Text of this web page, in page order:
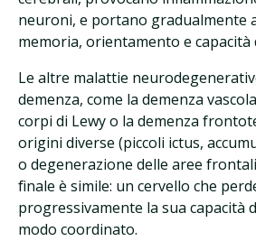
neuroni, e portano gradualmente
memoria, orientamento e capacità
Le altre malattie
demenza, come la demenza
corpi di Lewy o la demenza
origini diverse (piccoli ictus,
o degenerazione delle aree
finale è simile: un cervello che
progressivamente la sua capacità
modo coordinato.